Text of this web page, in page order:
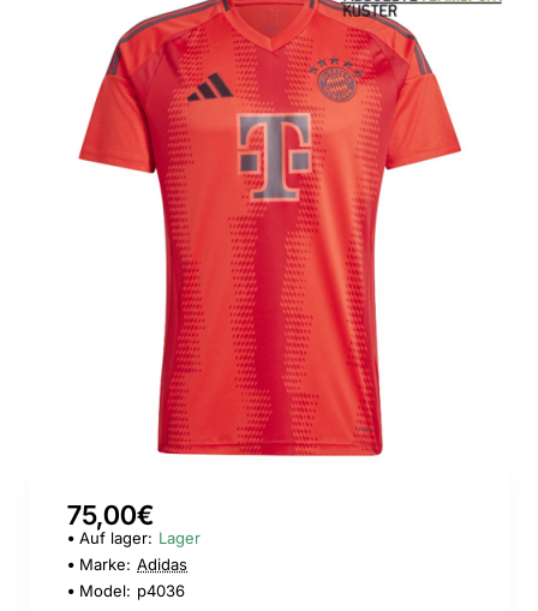
75,00€
Auf lager: Lager
Marke: Adidas
Model: p4036